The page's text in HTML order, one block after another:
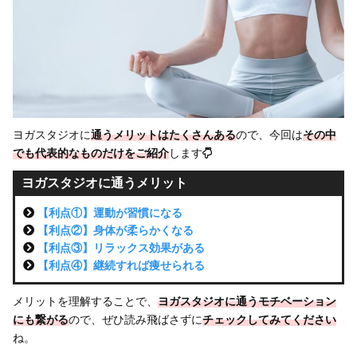
ヨガスタジオに通うメリットはたくさんあるので、今回はその中
でも代表的なものだけをご紹介します
ヨガスタジオに通うメリット
【利点①】運動が習慣になる
【利点②】身体が柔らかくなる
【利点③】リラックス効果がある
【利点④】継続すれば痩せられる
メリットを理解することで、 ヨガスタジオに通うモチベーション
にも繋がるので、ぜひ読み飛ばさずにチェックしてみてください
ね。